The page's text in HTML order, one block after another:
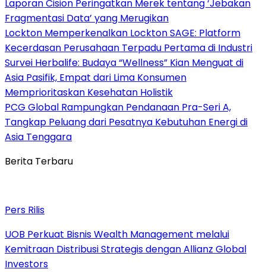
Laporan Cision Peringatkan Merek tentang ‘Jebakan
Fragmentasi Data’ yang Merugikan
Lockton Memperkenalkan Lockton SAGE: Platform
Kecerdasan Perusahaan Terpadu Pertama di Industri
Survei Herbalife: Budaya “Wellness” Kian Menguat di
Asia Pasifik, Empat dari Lima Konsumen
Memprioritaskan Kesehatan Holistik
PCG Global Rampungkan Pendanaan Pra-Seri A,
Tangkap Peluang dari Pesatnya Kebutuhan Energi di
Asia Tenggara
Berita Terbaru
Pers Rilis
UOB Perkuat Bisnis Wealth Management melalui
Kemitraan Distribusi Strategis dengan Allianz Global
Investors